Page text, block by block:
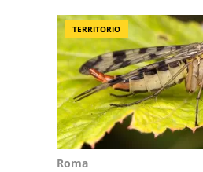
TERRITORIO
Roma